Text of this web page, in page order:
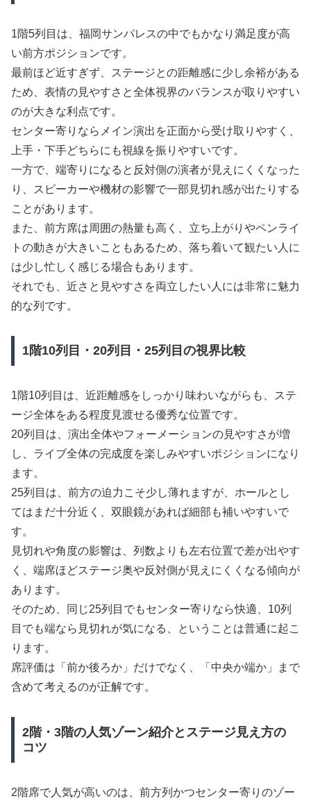
1階5列目は、福岡サンパレスの中でもかなり満足度が高
い前方ポジションです。
最前ほど近すぎず、ステージとの距離感に少し余裕がある
ため、表情の見やすさと全体視界のバランスが取りやすい
のが大きな利点です。
センター寄りならメイン演出を正面から受け取りやすく、
上手・下手どちらにも視線を振りやすいです。
一方で、端寄りになると反対側の演者が見えにくくなった
り、スピーカーや機材の影響で一部見切れ感が出たりする
ことがあります。
また、前方席は周囲の熱量も高く、立ち上がりやペンライ
トの動きが大きいこともあるため、落ち着いて観たい人に
は少し忙しく感じる場合もあります。
それでも、近さと見やすさを両立したい人には非常に魅力
的な列です。
1階10列目・20列目・25列目の視界比較
1階10列目は、近距離感をしっかり味わいながらも、ステ
ージ全体をある程度見渡せる優秀な位置です。
20列目は、演出全体やフォーメーションの見やすさが増
し、ライブ全体の完成度を楽しみやすいポジションになり
ます。
25列目は、前方の迫力こそ少し薄れますが、ホールとし
てはまだ十分近く、双眼鏡があれば細部も補いやすいで
す。
見切れや角度の影響は、列数よりも左右位置で差が出やす
く、端席ほどステージ奥や反対側が見えにくくなる傾向が
あります。
そのため、同じ25列目でもセンター寄りなら快適、10列
目でも端なら見切れが気になる、ということは普通に起こ
ります。
席評価は「前か後ろか」だけでなく、「中央か端か」まで
含めて考えるのが正解です。
2階・3階の人気ゾーン紹介とステージ見え方の
コツ
2階席で人気が高いのは、前方列かつセンター寄りのゾー